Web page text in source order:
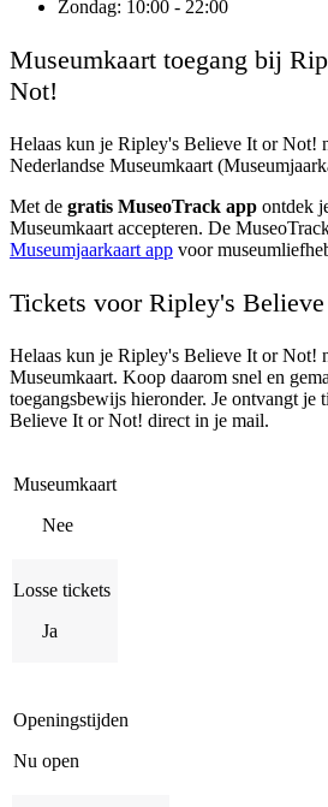
Zondag: 10:00 - 22:00
Museumkaart toegang bij
Not!
Helaas kun je Ripley's Believe It or Not!
Nederlandse Museumkaart
Met de gratis MuseoTrack app ontdek
Museumkaart accepteren. De
Museumjaarkaart app voor
Tickets voor Ripley's
Helaas kun je Ripley's Believe It or Not!
Museumkaart. Koop daarom snel en
toegangsbewijs hieronder. Je ontvangt je
Believe It or Not! direct in je mail.
Museumkaart
Nee
Losse tickets
Ja
Openingstijden
Nu open